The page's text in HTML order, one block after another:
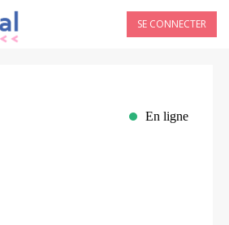
SE CONNECTER
En ligne